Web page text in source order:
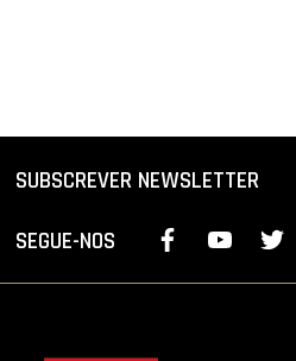
SUBSCREVER NEWSLETTER
SEGUE-NOS